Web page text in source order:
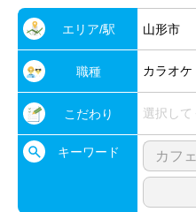
エリア/駅 山形市
職種 カラオ
こだわり 選択して
キーワード